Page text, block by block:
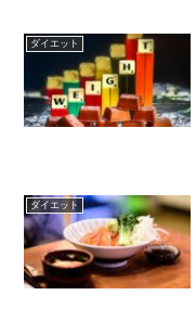
ダイエット
ダイエット